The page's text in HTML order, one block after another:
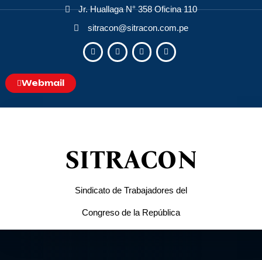
Jr. Huallaga N° 358 Oficina 110
sitracon@sitracon.com.pe
Webmail
SITRACON
Sindicato de Trabajadores del
Congreso de la República